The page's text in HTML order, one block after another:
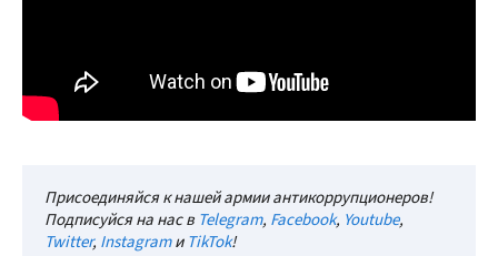
Присоединяйся к нашей армии антикоррупционеров!
Подписуйся на нас в Telegram, Facebook, Youtube,
Twitter, InstagramиTikTok!